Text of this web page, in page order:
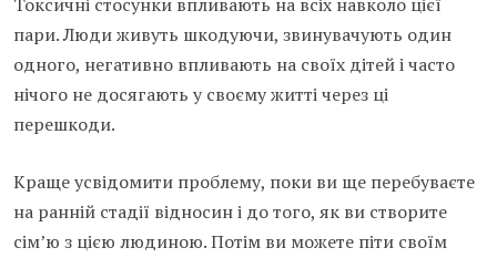
пари. Люди живуть шкодуючи, звинувачують один
одного, негативно впливають на своїх дітей і часто
нічого не досягають у своєму житті через ці
перешкоди.
Краще усвідомити проблему, поки ви ще перебуваєте
на ранній стадії відносин і до того, як ви створите
сім’ю з цією людиною. Потім ви можете піти своїм